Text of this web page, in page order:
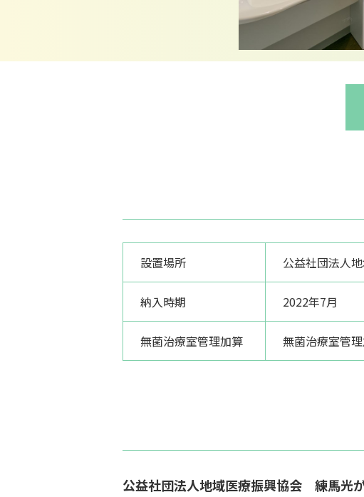
設置場所 公益社団法人
納入時期 2022年7月
無菌治療室管理加算 無菌治療室管
公益社団法人地域医療振興協会 練馬光